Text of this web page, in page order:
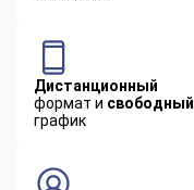
Дистанционный
формат и свободный
график